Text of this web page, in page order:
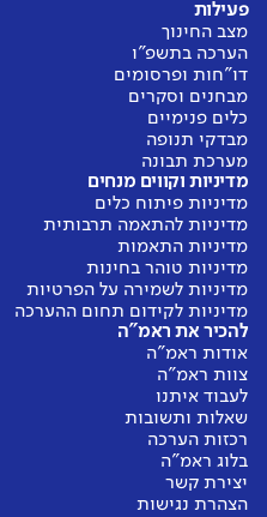
פעילות
מצב החינוך
הערכה בתשפ"ו
דו"חות ופרסומים
מבחנים וסקרים
כלים פנימיים
מבדקי תנופה
מערכת תבונה
מדיניות וקווים מנחים
מדיניות פיתוח כלים
מדיניות להתאמה תרבותית
מדיניות התאמות
מדיניות טוהר בחינות
מדיניות לשמירה על הפרטיות
מדיניות לקידום תחום ההערכה
להכיר את ראמ"ה
אודות ראמ"ה
צוות ראמ"ה
לעבוד איתנו
שאלות ותשובות
רכזות הערכה
בלוג ראמ"ה
יצירת קשר
הצהרת נגישות